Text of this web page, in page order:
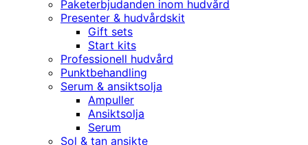
Paketerbjudanden inom hudvård
Presenter & hudvårdskit
Gift sets
Start kits
Professionell hudvård
Punktbehandling
Serum & ansiktsolja
Ampuller
Ansiktsolja
Serum
Sol & tan ansikte